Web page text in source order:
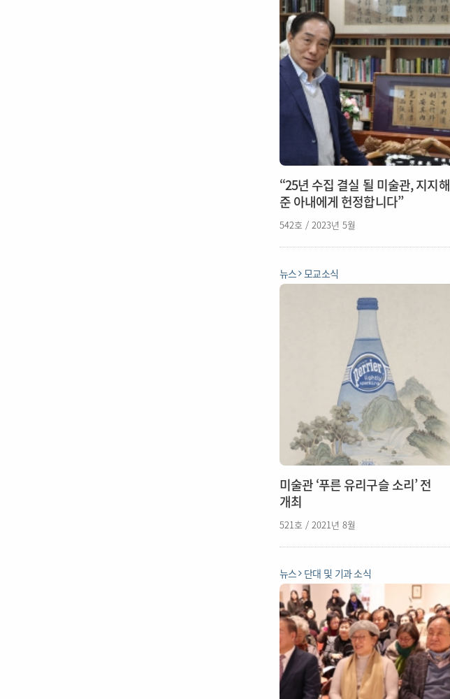
“25년 수집 결실 될 미술관, 지지해
준 아내에게 헌정합니다”
542호 / 2023년 5월
뉴스 모교소식
미술관 ‘푸른 유리구슬 소리’ 전
개최
521호 / 2021년 8월
뉴스 단대 및 기과 소식